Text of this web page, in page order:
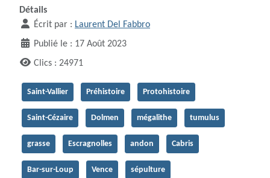
Détails
Écrit par : Laurent Del Fabbro
Publié le : 17 Août 2023
Clics : 24971
Saint-Vallier Préhistoire Protohistoire
Saint-Cézaire Dolmen mégalithe tumulus
grasse Escragnolles andon Cabris
Bar-sur-Loup Vence sépulture